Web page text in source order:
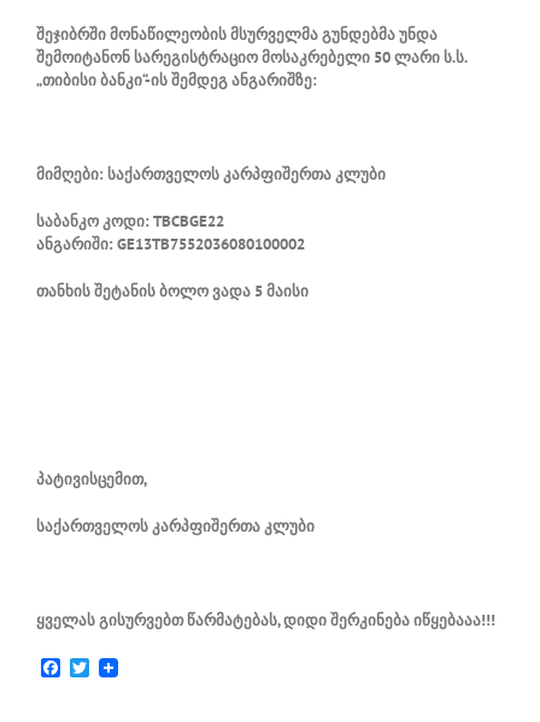
შეჯიბრში მონაწილეობის მსურველმა გუნდებმა უნდა
შემოიტანონ სარეგისტრაციო მოსაკრებელი 50 ლარი ს.ს.
„თიბისი ბანკი“-ის შემდეგ ანგარიშზე:
მიმღები: საქართველოს კარპფიშერთა კლუბი
საბანკო კოდი: TBCBGE22
ანგარიში: GE13TB7552036080100002
თანხის შეტანის ბოლო ვადა 5 მაისი
პატივისცემით,
საქართველოს კარპფიშერთა კლუბი
ყველას გისურვებთ წარმატებას, დიდი შერკინება იწყებააა!!!
Facebook
Twitter